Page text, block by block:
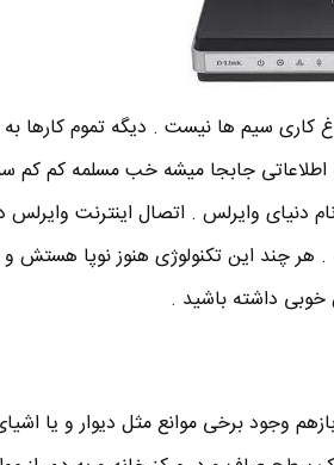
کاری سیم ها نیست . دیگه تموم کارها به
اطلاعاتی جابجا میشه خب مسلمه کم کم
وایرلس . اتصال اینترنت وایرلس
هر چند این تکنولوژی هنوز نوپا هستش
خوبی داشته باشید .
وجود برخی موانع مثل دیوار و یا